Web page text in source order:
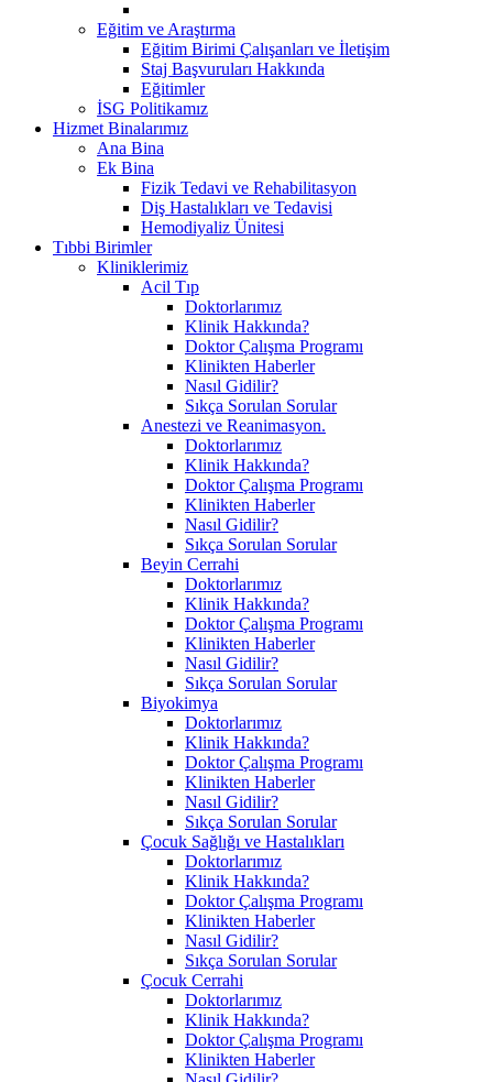
Eğitim ve Araştırma
Eğitim Birimi Çalışanları ve İletişim
Staj Başvuruları Hakkında
Eğitimler
İSG Politikamız
Hizmet Binalarımız
Ana Bina
Ek Bina
Fizik Tedavi ve Rehabilitasyon
Diş Hastalıkları ve Tedavisi
Hemodiyaliz Ünitesi
Tıbbi Birimler
Kliniklerimiz
Acil Tıp
Doktorlarımız
Klinik Hakkında?
Doktor Çalışma Programı
Klinikten Haberler
Nasıl Gidilir?
Sıkça Sorulan Sorular
Anestezi ve Reanimasyon.
Doktorlarımız
Klinik Hakkında?
Doktor Çalışma Programı
Klinikten Haberler
Nasıl Gidilir?
Sıkça Sorulan Sorular
Beyin Cerrahi
Doktorlarımız
Klinik Hakkında?
Doktor Çalışma Programı
Klinikten Haberler
Nasıl Gidilir?
Sıkça Sorulan Sorular
Biyokimya
Doktorlarımız
Klinik Hakkında?
Doktor Çalışma Programı
Klinikten Haberler
Nasıl Gidilir?
Sıkça Sorulan Sorular
Çocuk Sağlığı ve Hastalıkları
Doktorlarımız
Klinik Hakkında?
Doktor Çalışma Programı
Klinikten Haberler
Nasıl Gidilir?
Sıkça Sorulan Sorular
Çocuk Cerrahi
Doktorlarımız
Klinik Hakkında?
Doktor Çalışma Programı
Klinikten Haberler